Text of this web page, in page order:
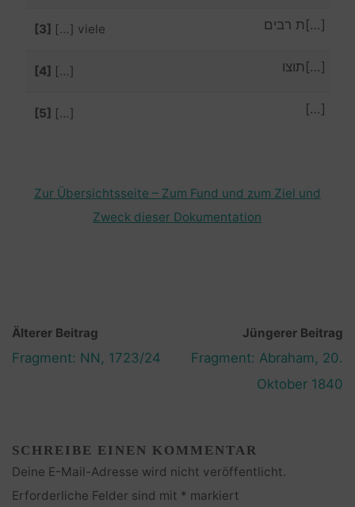
[3] […] viele […]ת רבים
[4] […] […]תוצו
[5] […] […]
Zur Übersichtsseite – Zum Fund und zum Ziel und
Zweck dieser Dokumentation
Älterer Beitrag
Fragment: NN, 1723/24
Jüngerer Beitrag
Fragment: Abraham, 20.
Oktober 1840
SCHREIBE EINEN KOMMENTAR
Deine E-Mail-Adresse wird nicht veröffentlicht.
Erforderliche Felder sind mit * markiert